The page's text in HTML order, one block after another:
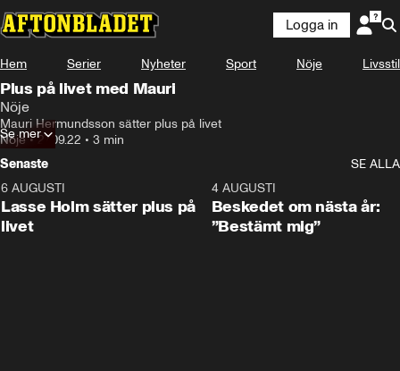
Logga in
Hem Serier Nyheter Sport Nöje Livsstil
Plus på livet med Mauri
Nöje
Mauri Hermundsson sätter plus på livet
Nöje•27.09.22 • 3 min
Se mer
Senaste
SE ALLA
6 AUGUSTI
Lasse Holm sätter plus på
livet
4 AUGUSTI
Beskedet om nästa år:
”Bestämt mig”